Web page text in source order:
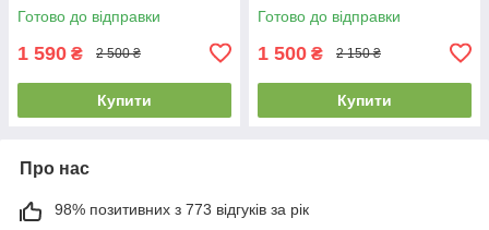
Готово до відправки
1 590 ₴ 2 500 ₴
Купити
Готово до відправки
1 500 ₴ 2 150 ₴
Купити
Про нас
98% позитивних з 773 відгуків за рік